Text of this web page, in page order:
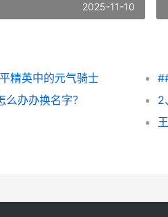
2025-11-10
精英中的元气骑士
办办换名字？
2